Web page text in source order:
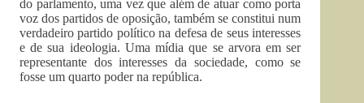
do parlamento, uma vez que além de atuar como porta
voz dos partidos de oposição, também se constitui num
verdadeiro partido político na defesa de seus interesses
e de sua ideologia. Uma mídia que se arvora em ser
representante dos interesses da sociedade, como se
fosse um quarto poder na república.